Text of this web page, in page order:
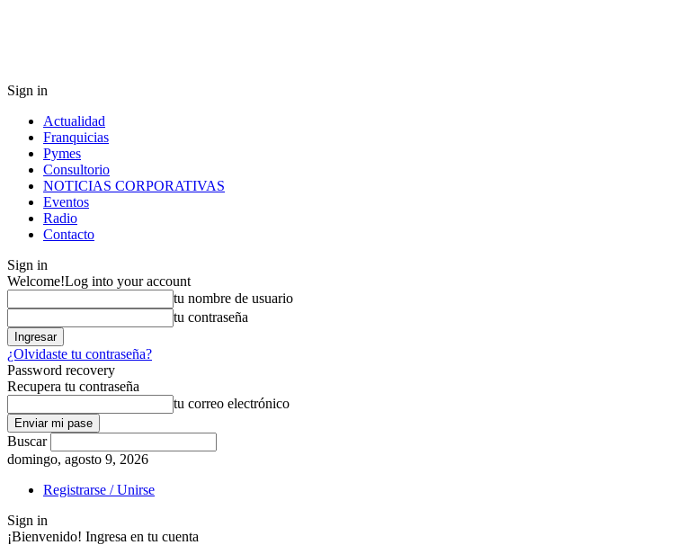
Sign in
Actualidad
Franquicias
Pymes
Consultorio
NOTICIAS CORPORATIVAS
Eventos
Radio
Contacto
Sign in
Welcome!Log into your account
tu nombre de usuario
tu contraseña
¿Olvidaste tu contraseña?
Password recovery
Recupera tu contraseña
tu correo electrónico
Buscar
domingo, agosto 9, 2026
Registrarse / Unirse
Sign in
¡Bienvenido! Ingresa en tu cuenta